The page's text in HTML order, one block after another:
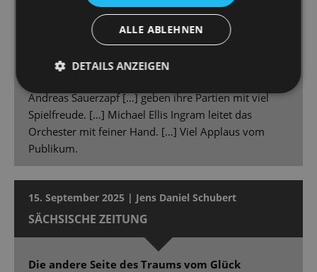
Kalaitzi gibt der Rolle in Präsenz, Spiel und Stimme
ein durch und durch eigenes und überzeugendes
Gepräge. Kalaitzi ist in Ausstrahlung und Können
etwas Besonderes im Ensemble der Staatsoperette.
Andreas Sauerzapf […] geben ihre Partien mit viel
Spielfreude. […] Michael Ellis Ingram leitet das
Orchester mit feiner Hand. […] Viel Applaus vom
Publikum.
15. September 2025 | Jens Daniel Schubert
SÄCHSISCHE ZEITUNG
Die andere Seite des Traums vom Glück
ALLE ABLEHNEN
DETAILS ANZEIGEN